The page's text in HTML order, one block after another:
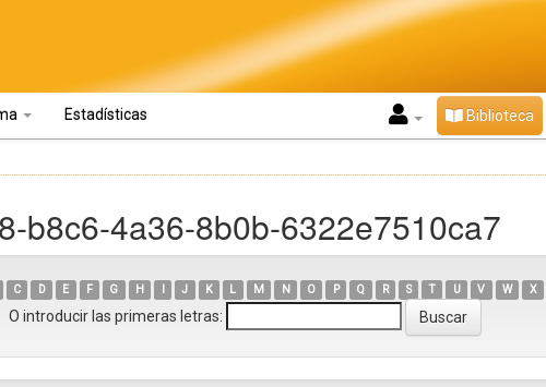
Estadísticas Biblioteca
b8c6-4a36-8b0b-6322e7510ca7
C D E F G H I J K L M N O P Q R S T U V W X
O introducir las primeras letras: